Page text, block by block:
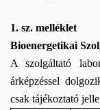
1. sz. melléklet
Bioenergetikai
A szolgáltató
árképzéssel
csak tájékoztató